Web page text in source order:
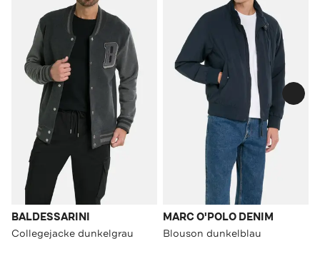
BALDESSARINI
Collegejacke dunkelgrau
MARC O'POLO DENIM
Blouson dunkelblau